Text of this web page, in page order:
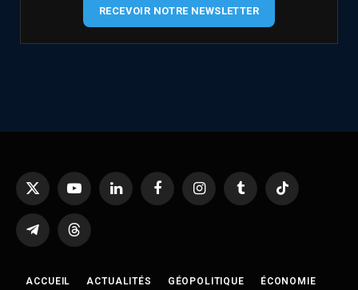
RECEVOIR NOTRE NEWSLETTER
X
YouTubeLinkedIn FacebookInstagramTumblr TikTok
TelegramThreads
ACCUEIL ACTUALITÉS GÉOPOLITIQUE ÉCONOMIE